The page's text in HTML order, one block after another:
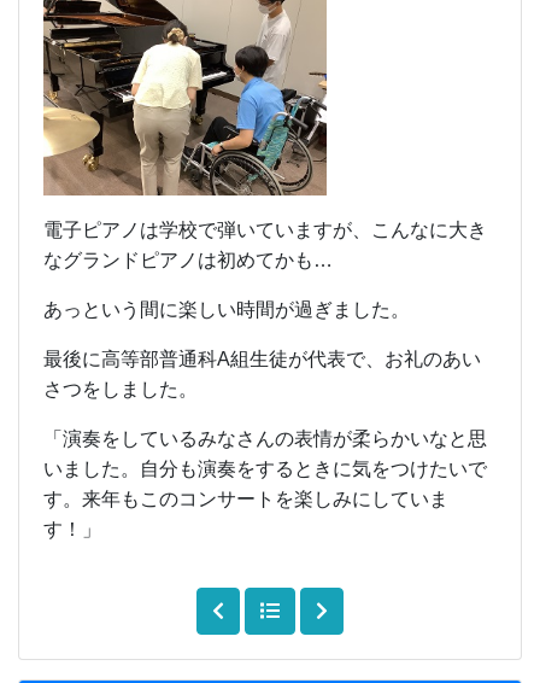
電子ピアノは学校で弾いていますが、こんなに大き
なグランドピアノは初めてかも…
あっという間に楽しい時間が過ぎました。
最後に高等部普通科A組生徒が代表で、お礼のあい
さつをしました。
「演奏をしているみなさんの表情が柔らかいなと思
いました。自分も演奏をするときに気をつけたいで
す。来年もこのコンサートを楽しみにしていま
す！」